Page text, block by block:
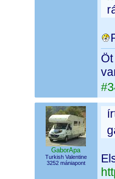
GaborApa
Turkish Valentine
3252 mániapont